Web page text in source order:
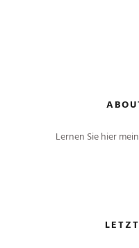
Lernen Sie hier